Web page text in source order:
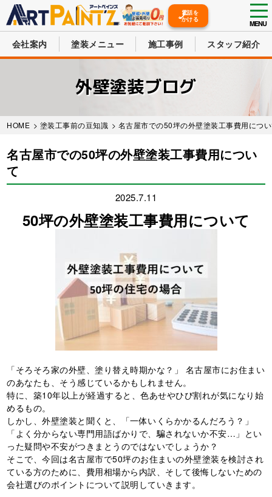
MENU
電話を
かける
会社案内 塗装メニュー 施工事例 スタッフ紹介
外壁塗装ブログ
HOME > 塗装工事前の豆知識 > 名古屋市での50坪の外壁塗装工事費用につ
名古屋市での50坪の外壁塗装工事費用につい
て
2025.7.11
50坪の外壁塗装工事費用について
「そろそろ家の外壁、塗り替え時期かな？」 名古屋市にお住まい
のあなたも、そう感じているかもしれません。
特に、築10年以上が経過すると、色あせやひび割れが気になり始
めるもの。
しかし、外壁塗装と聞くと、「一体いくらかかるんだろう？」
「よく分からない専門用語ばかりで、騙されないか不安…」とい
った疑問や不安がつきまとうのではないでしょうか？
そこで、今回は名古屋市で50坪のお住まいの外壁塗装を検討され
ている方のために、費用相場から内訳、そして後悔しないための
会社選びのポイントについて説明していきます。